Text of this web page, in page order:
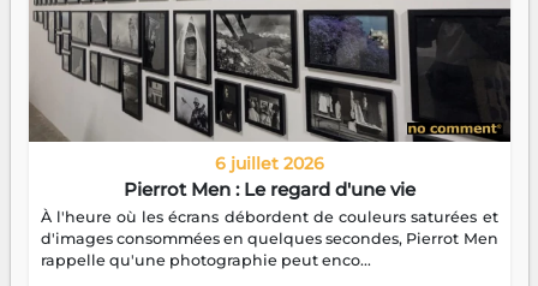
6 juillet 2026
Pierrot Men : Le regard d'une vie
À l'heure où les écrans débordent de couleurs saturées et
d'images consommées en quelques secondes, Pierrot Men
rappelle qu'une photographie peut enco...